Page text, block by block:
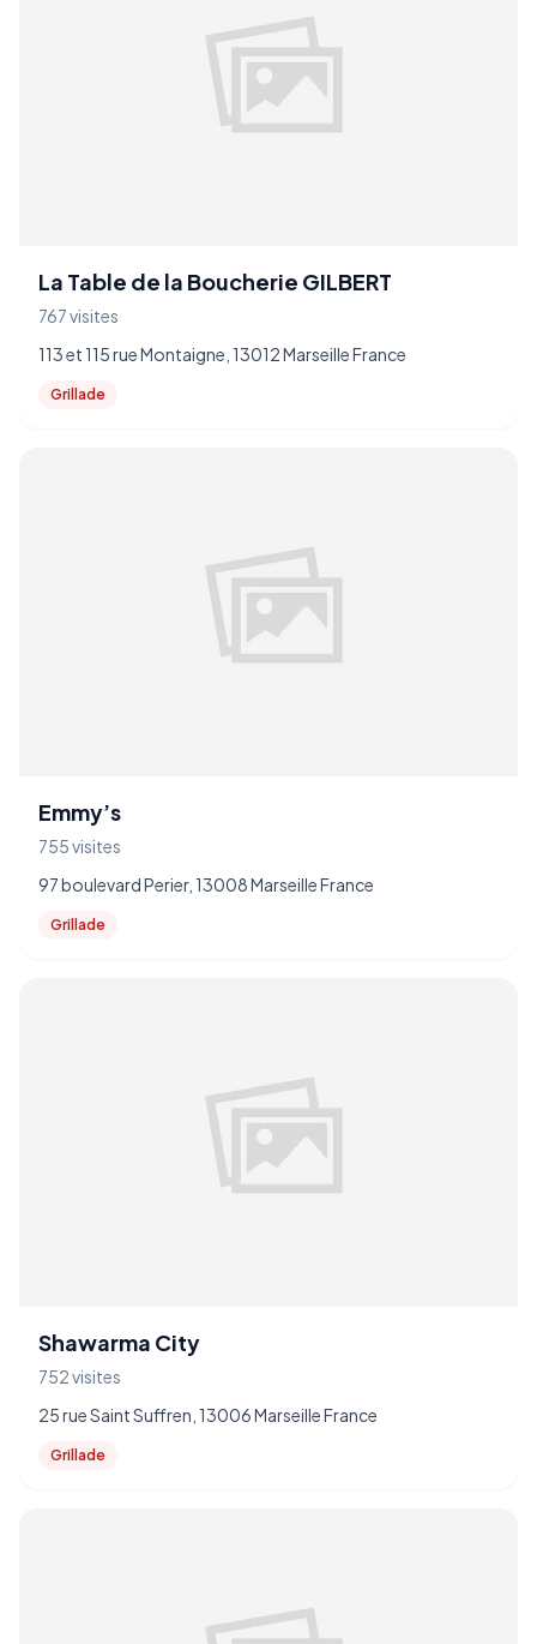
La Table de la Boucherie GILBERT
767 visites
113 et 115 rue Montaigne, 13012 Marseille France
Grillade
Emmy’s
755 visites
97 boulevard Perier, 13008 Marseille France
Grillade
Shawarma City
752 visites
25 rue Saint Suffren, 13006 Marseille France
Grillade